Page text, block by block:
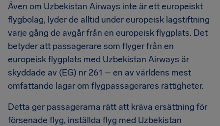
Även om Uzbekistan Airways inte är ett europeiskt
flygbolag, lyder de alltid under europeisk lagstiftning
varje gång de avgår från en europeisk flygplats. Det
betyder att passagerare som flyger från en
europeisk flygplats med Uzbekistan Airways är
skyddade av (EG) nr 261 – en av världens mest
omfattande lagar om flygpassagerares rättigheter.
Detta ger passagerarna rätt att kräva ersättning för
försenade flyg, inställda flyg med Uzbekistan